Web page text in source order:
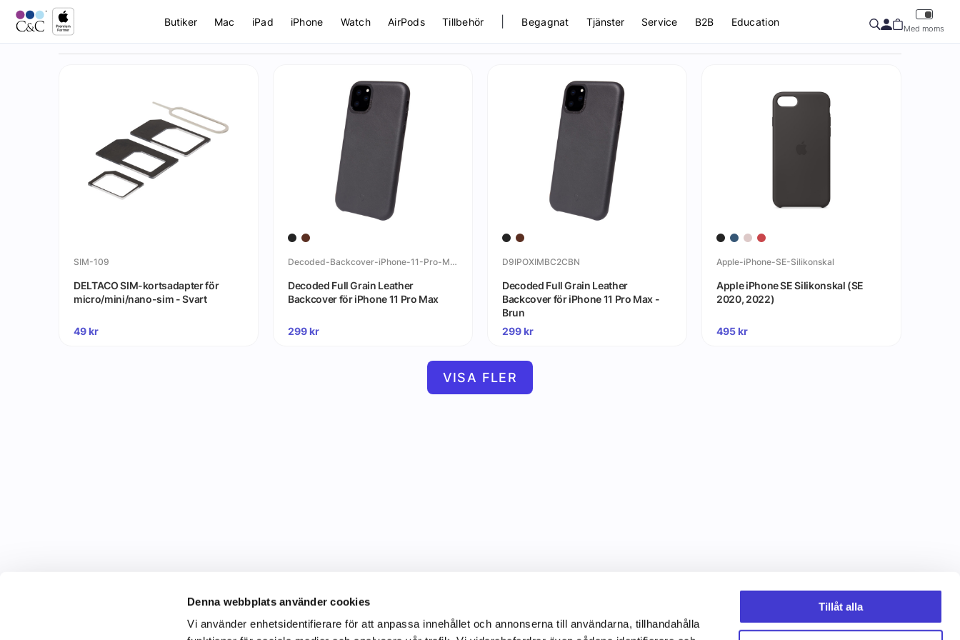
Denna webbplats använder cookies
Vi använder enhetsidentifierare för att anpassa innehållet och annonserna till användarna, tillhandahålla
Tillåt alla
Butiker Mac iPad iPhone Watch AirPods Tillbehör Begagnat Tjänster Service B2B Education
Med moms
SIM-109
DELTACO SIM-kortsadapter för
micro/mini/nano-sim - Svart
49kr
Decoded-Backcover-iPhone-11-Pro-Max
Decoded Full Grain Leather
Backcover för iPhone 11 Pro Max
299kr
D9IPOXIMBC2CBN
Decoded Full Grain Leather
Backcover för iPhone 11 Pro Max -
Brun
299kr
Apple-iPhone-SE-Silikonskal
Apple iPhone SE Silikonskal (SE
2020, 2022)
495kr
VISA FLER
C&C Information